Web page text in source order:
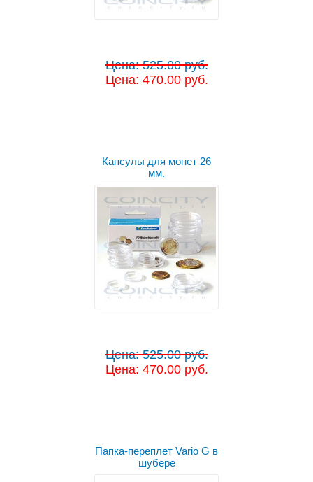
Цена: 525.00 руб.
Цена: 470.00 руб.
Капсулы для монет 26
мм.
Цена: 525.00 руб.
Цена: 470.00 руб.
Папка-переплет Vario G в
шубере